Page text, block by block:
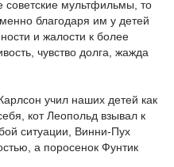
мультфильмы, то
благодаря им у детей
и жалости к более
чувство долга, жажда
учил наших детей как
кот Леопольд взывал к
ситуации, Винни-Пух
а поросенок Фунтик